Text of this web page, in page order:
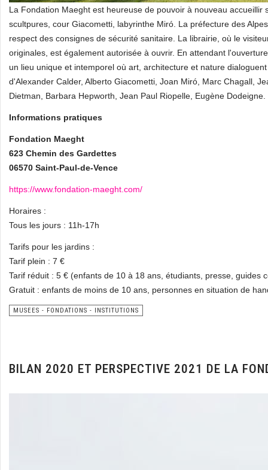
La Fondation Maeght est heureuse de pouvoir à nouveau
scultpures, cour Giacometti, labyrinthe Miró. La préfecture des
respect des consignes de sécurité sanitaire. La librairie, où le
originales, est également autorisée à ouvrir. En attendant
un lieu unique et intemporel où art, architecture et nature
d'Alexander Calder, Alberto Giacometti, Joan Miró, Marc Chagall,
Dietman, Barbara Hepworth, Jean Paul Riopelle, Eugène Dodeigne.
Informations pratiques
Fondation Maeght
623 Chemin des Gardettes
06570 Saint-Paul-de-Vence
https://www.fondation-maeght.com/
Horaires :
Tous les jours : 11h-17h
Tarifs pour les jardins :
Tarif plein : 7 €
Tarif réduit : 5 € (enfants de 10 à 18 ans, étudiants, presse, guides
Gratuit : enfants de moins de 10 ans, personnes en situation de
MUSEES - FONDATIONS - INSTITUTIONS
BILAN 2020 ET PERSPECTIVE 2021 DE LA